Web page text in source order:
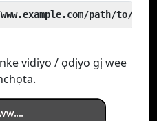
path/to/
vidiyo / ọdịyo gị wee